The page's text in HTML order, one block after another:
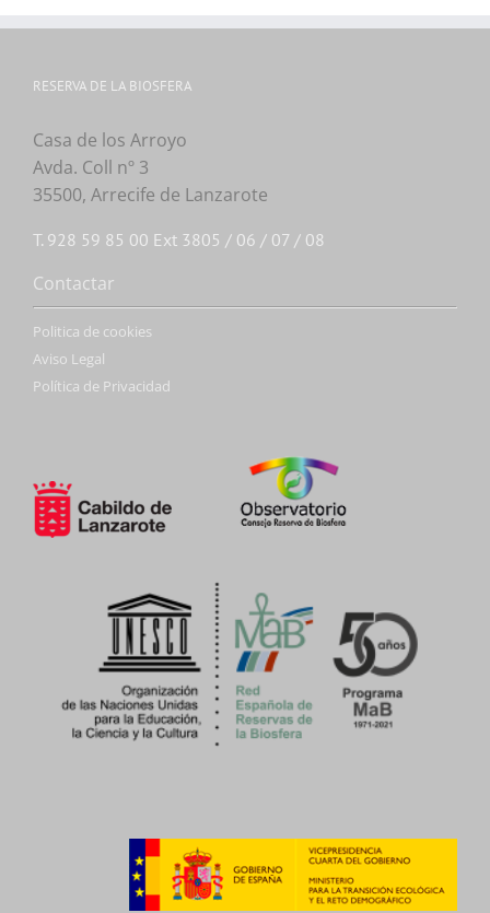
RESERVA DE LA BIOSFERA
Casa de los Arroyo
Avda. Coll nº 3
35500, Arrecife de Lanzarote
T. 928 59 85 00 Ext 3805 / 06 / 07 / 08
Contactar
Politica de cookies
Aviso Legal
Política de Privacidad